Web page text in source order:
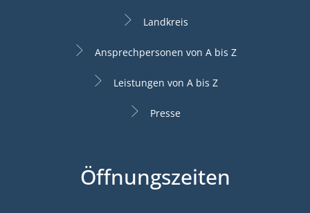
Landkreis
Ansprechpersonen von A bis Z
Leistungen von A bis Z
Presse
Öffnungszeiten